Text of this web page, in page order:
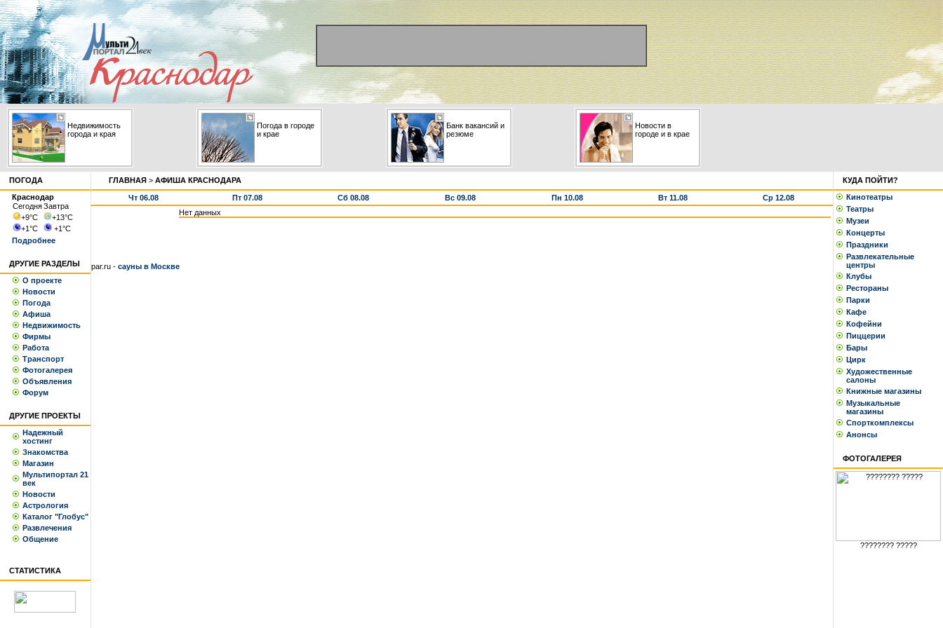
Недвижимость
города и края
Погода в городе
и крае
Банк вакансий и
резюме
Новости в
городе и в крае
ПОГОДА
Краснодар
СегодняЗавтра
+9°С +13°С
+1°С +1°С
Подробнее
ДРУГИЕ РАЗДЕЛЫ
О проекте
Новости
Погода
Афиша
Недвижимость
Фирмы
Работа
Транспорт
Фотогалерея
Объявления
Форум
ДРУГИЕ ПРОЕКТЫ
Надежный
хостинг
Знакомства
Магазин
Мультипортал 21
век
Новости
Астрология
Каталог "Глобус"
Развлечения
Общение
СТАТИСТИКА
ГЛАВНАЯ > АФИША КРАСНОДАРА
Чт 06.08 Пт 07.08 Сб 08.08 Вс 09.08 Пн 10.08 Вт 11.08
Ср 12.08
Нет данных
par.ru - сауны в Москве
КУДА ПОЙТИ?
Кинотеатры
Театры
Музеи
Концерты
Праздники
Развлекательные
центры
Клубы
Рестораны
Парки
Кафе
Кофейни
Пиццерии
Бары
Цирк
Художественные
салоны
Книжные магазины
Музыкальные
магазины
Спорткомплексы
Анонсы
ФОТОГАЛЕРЕЯ
???????? ?????